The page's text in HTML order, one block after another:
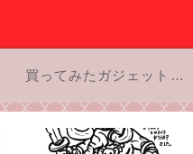
買ってみたガジェットのお話